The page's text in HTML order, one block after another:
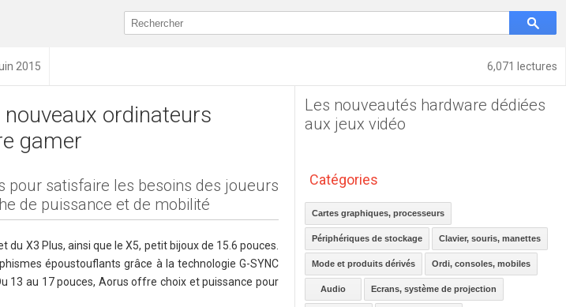
6,071 lectures
2015
ordinateurs
gamer
pour satisfaire les besoins des joueurs
de puissance et de mobilité
X3 Plus, ainsi que le X5, petit bijoux de 15.6 pouces.
époustouflants grâce à la technologie G-SYNC
13 au 17 pouces, Aorus offre choix et puissance pour
Les nouveautés hardware dédiées
aux jeux vidéo
Catégories
Cartes graphiques, processeurs
Périphériques de stockage Clavier, souris, manettes
Mode et produits dérivés Ordi, consoles, mobiles
Audio Ecrans, système de projection